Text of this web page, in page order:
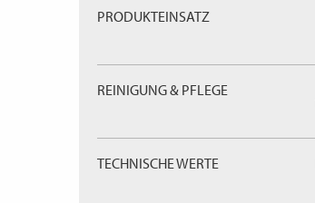
PRODUKTEINSATZ
REINIGUNG & PFLEGE
TECHNISCHE WERTE